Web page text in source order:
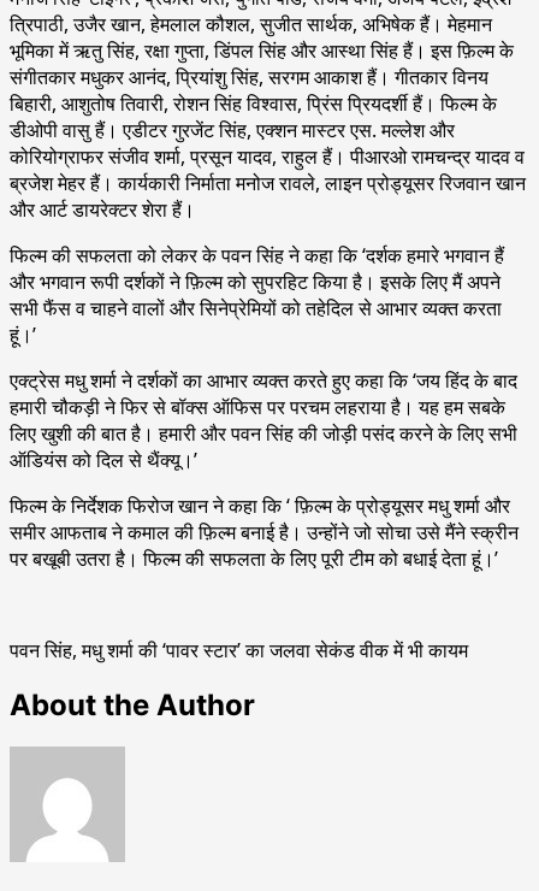
त्रिपाठी, उजैर खान, हेमलाल कौशल, सुजीत सार्थक, अभिषेक हैं। मेहमान
भूमिका में ऋतु सिंह, रक्षा गुप्ता, डिंपल सिंह और आस्था सिंह हैं। इस फ़िल्म के
संगीतकार मधुकर आनंद, प्रियांशु सिंह, सरगम आकाश हैं। गीतकार विनय
बिहारी, आशुतोष तिवारी, रोशन सिंह विश्वास, प्रिंस प्रियदर्शी हैं। फिल्म के
डीओपी वासु हैं। एडीटर गुरजेंट सिंह, एक्शन मास्टर एस. मल्लेश और
कोरियोग्राफर संजीव शर्मा, प्रसून यादव, राहुल हैं। पीआरओ रामचन्द्र यादव व
ब्रजेश मेहर हैं। कार्यकारी निर्माता मनोज रावले, लाइन प्रोड्यूसर रिजवान खान
और आर्ट डायरेक्टर शेरा हैं।
फिल्म की सफलता को लेकर के पवन सिंह ने कहा कि ‘दर्शक हमारे भगवान हैं
और भगवान रूपी दर्शकों ने फ़िल्म को सुपरहिट किया है। इसके लिए मैं अपने
सभी फैंस व चाहने वालों और सिनेप्रेमियों को तहेदिल से आभार व्यक्त करता
हूं।’
एक्ट्रेस मधु शर्मा ने दर्शकों का आभार व्यक्त करते हुए कहा कि ‘जय हिंद के बाद
हमारी चौकड़ी ने फिर से बॉक्स ऑफिस पर परचम लहराया है। यह हम सबके
लिए खुशी की बात है। हमारी और पवन सिंह की जोड़ी पसंद करने के लिए सभी
ऑडियंस को दिल से थैंक्यू।’
फिल्म के निर्देशक फिरोज खान ने कहा कि ‘ फ़िल्म के प्रोड्यूसर मधु शर्मा और
समीर आफताब ने कमाल की फ़िल्म बनाई है। उन्होंने जो सोचा उसे मैंने स्क्रीन
पर बखूबी उतरा है। फिल्म की सफलता के लिए पूरी टीम को बधाई देता हूं।’
पवन सिंह, मधु शर्मा की ‘पावर स्टार’ का जलवा सेकंड वीक में भी कायम
About the Author